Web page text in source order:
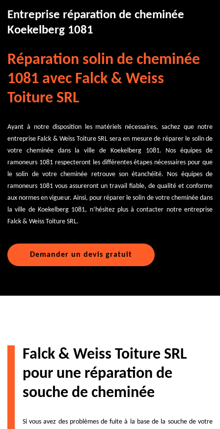
Entreprise réparation de cheminée
Koekelberg 1081
Réparation solin de cheminée
1081 avec Falck & Weiss
Toiture SRL
Ayant à notre disposition les matériels nécessaires, sachez que notre
entreprise Falck & Weiss Toiture SRL sera en mesure de réparer le solin de
votre cheminée dans la ville de Koekelberg 1081. Nos équipes de
ramoneurs 1081 respecteront les différentes étapes nécessaires pour que
le solin de votre cheminée retrouve son étanchéité. Nos équipes de
ramoneurs 1081 vous assureront un travail fiable, de qualité et conforme
aux normes en vigueur. Ainsi, pour réparer le solin de votre cheminée dans
la ville de Koekelberg 1081, n’hésitez plus à contacter notre entreprise
Falck & Weiss Toiture SRL.
Demander un devis gratuit
Falck & Weiss Toiture SRL
pour une réparation de
souche de cheminée
Si vous avez des problèmes de fuite à la base de la souche de votre